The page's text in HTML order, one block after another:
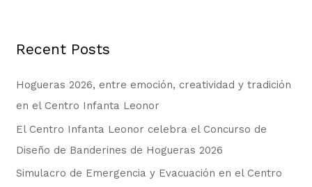
a
p
o
r
:
Recent Posts
Hogueras 2026, entre emoción, creatividad y tradición
en el Centro Infanta Leonor
El Centro Infanta Leonor celebra el Concurso de
Diseño de Banderines de Hogueras 2026
Simulacro de Emergencia y Evacuación en el Centro